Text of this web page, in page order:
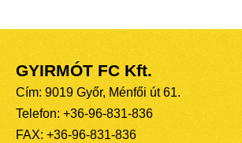
GYIRMÓT FC Kft.
Cím: 9019 Győr, Ménfői út 61.
Telefon: +36-96-831-836
FAX: +36-96-831-836